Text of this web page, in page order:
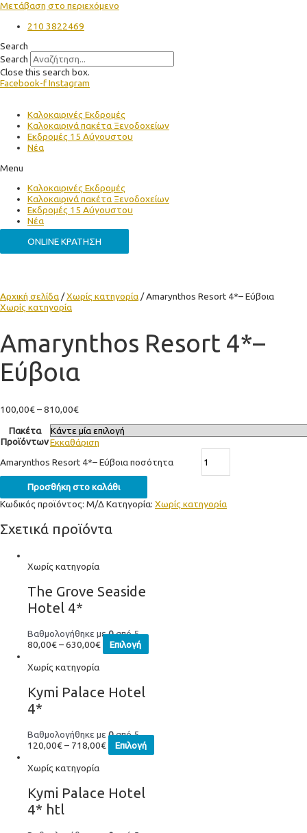
Μετάβαση στο περιεχόμενο
210 3822469
Search
Search
Close this search box.
Facebook-fInstagram
Καλοκαιρινές Εκδρομές
Καλοκαιρινά πακέτα Ξενοδοχείων
Εκδρομές 15 Αύγουστου
Νέα
Menu
Καλοκαιρινές Εκδρομές
Καλοκαιρινά πακέτα Ξενοδοχείων
Εκδρομές 15 Αύγουστου
Νέα
ONLINE ΚΡΑΤΗΣΗ
Αρχική σελίδα /Χωρίς κατηγορία / Amarynthos Resort 4*– Εύβοια
Χωρίς κατηγορία
Amarynthos Resort 4*–
Εύβοια
100,00€–810,00€
Πακέτα
ΠροϊόντωνΕκκαθάριση
Amarynthos Resort 4*– Εύβοια ποσότητα
Προσθήκη στο καλάθι
Κωδικός προϊόντος: Μ/ΔΚατηγορία: Χωρίς κατηγορία
Σχετικά προϊόντα
Χωρίς κατηγορία
The Grove Seaside
Hotel 4*
Βαθμολογήθηκε με0από 5
80,00€–630,00€ Επιλογή
Χωρίς κατηγορία
Kymi Palace Hotel
4*
Βαθμολογήθηκε με 0από 5
120,00€– 718,00€ Επιλογή
Χωρίς κατηγορία
Kymi Palace Hotel
4* htl